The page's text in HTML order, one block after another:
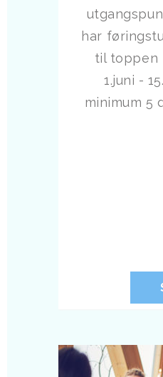
har
til toppen
1.juni -
minimum 5